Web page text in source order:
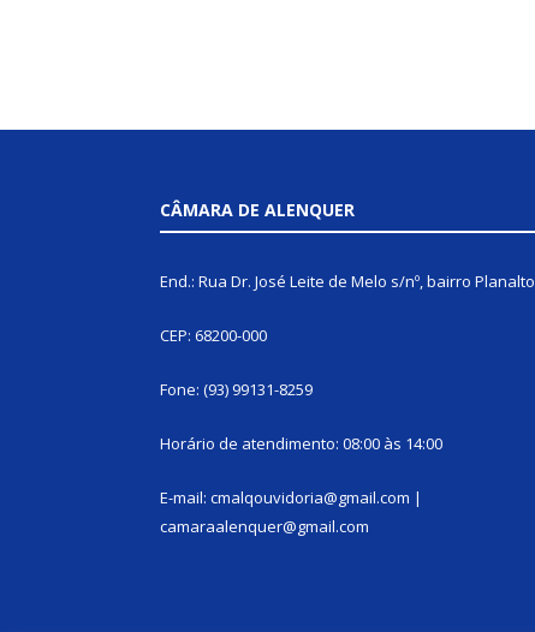
CÂMARA DE ALENQUER
End.: Rua Dr. José Leite de Melo s/nº, bairro Planalto
CEP: 68200-000
Fone: (93) 99131-8259
Horário de atendimento: 08:00 às 14:00
E-mail: cmalqouvidoria@gmail.com |
camaraalenquer@gmail.com